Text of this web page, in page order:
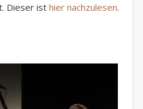
Dieser isthier nachzulesen.